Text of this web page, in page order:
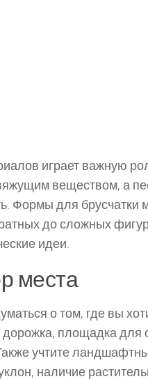
играет важную
веществом, а
Формы для брусчатки
до сложных
идеи.
места
о том, где вы
дорожка, площадка для
учтите
наличие